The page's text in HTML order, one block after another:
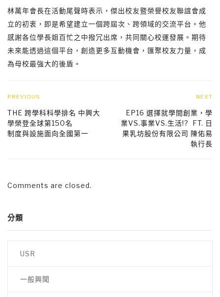
林萬年會長在活動尾聲時表示，傑出校友暨榮譽校友聯誼會成
立的初衷，即是希望建立一個跨屆次、跨領域的交流平台。他
感謝各位學長姐百忙之中撥冗出席，共同關心校運發展。期待
未來能透過這個平台，創造更多互動機會，匯聚校友力量，成
為母校最強大的後盾。
PREVIOUS
THE 跨學科科學排名 中興大
學榮登全球第150名
制度與設施面向全國第一
NEXT
EP16 選擇就學間創業，學
業VS.事業VS.生活!? FT. 日
果乳坊股份有限公司 陳佑易
執行長
Comments are closed.
分類
USR
一般興聞